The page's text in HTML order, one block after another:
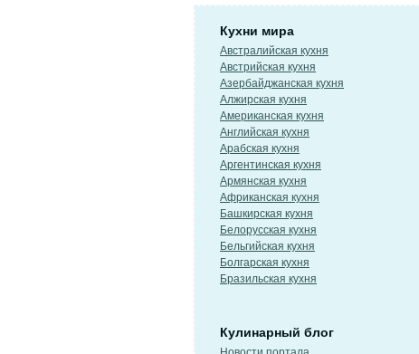
Кухни мира
Австралийская кухня
Австрийская кухня
Азербайджанская кухня
Алжирская кухня
Американская кухня
Английская кухня
Арабская кухня
Аргентинская кухня
Армянская кухня
Африканская кухня
Башкирская кухня
Белорусская кухня
Бельгийская кухня
Болгарская кухня
Бразильская кухня
Кулинарный блог